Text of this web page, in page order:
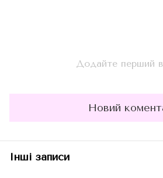
Додайте перший
Новий
Інші записи